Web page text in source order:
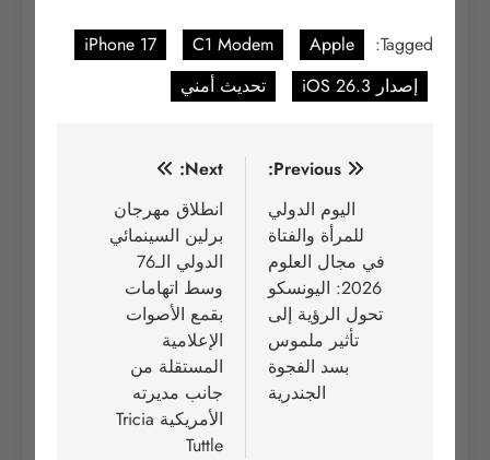
Tagged:
Apple
C1 Modem
iPhone 17
إصدار iOS 26.3
تحديث أمني
تصفّح
المقالات
Previous:
اليوم الدولي
للمرأة والفتاة
في مجال العلوم
2026: اليونسكو
تحول الرؤية إلى
تأثير ملموس
بسد الفجوة
الجندرية
Next:
انطلاق مهرجان
برلين السينمائي
الدولي الـ76
وسط اتهامات
بقمع الأصوات
الإعلامية
المستقلة من
جانب مديرته
الأمريكية Tricia
Tuttle